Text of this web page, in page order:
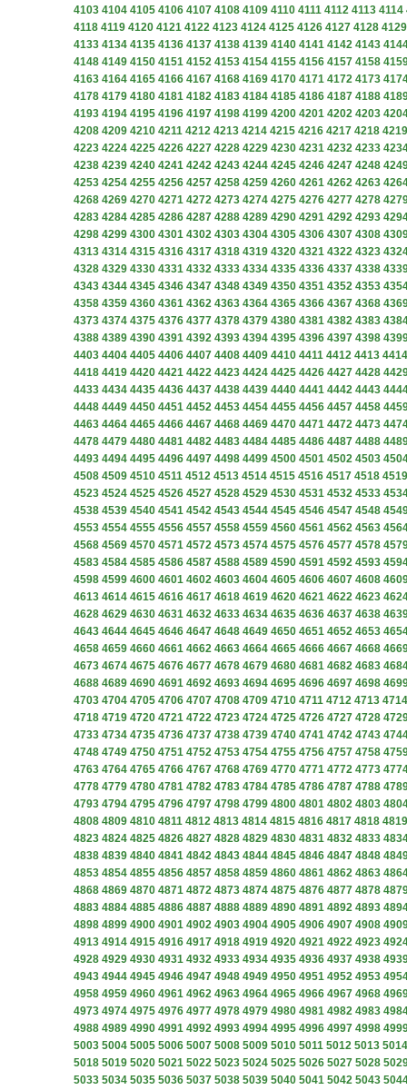
4103 4104 4105 4106 4107 4108 4109 4110 4111 4112 4113 4114
4118 4119 4120 4121 4122 4123 4124 4125 4126 4127 4128 4129
4133 4134 4135 4136 4137 4138 4139 4140 4141 4142 4143
4148 4149 4150 4151 4152 4153 4154 4155 4156 4157 4158
4163 4164 4165 4166 4167 4168 4169 4170 4171 4172 4173
4178 4179 4180 4181 4182 4183 4184 4185 4186 4187 4188
4193 4194 4195 4196 4197 4198 4199 4200 4201 4202 4203
4208 4209 4210 4211 4212 4213 4214 4215 4216 4217 4218 4219
4223 4224 4225 4226 4227 4228 4229 4230 4231 4232 4233
4238 4239 4240 4241 4242 4243 4244 4245 4246 4247 4248
4253 4254 4255 4256 4257 4258 4259 4260 4261 4262 4263
4268 4269 4270 4271 4272 4273 4274 4275 4276 4277 4278
4283 4284 4285 4286 4287 4288 4289 4290 4291 4292 4293
4298 4299 4300 4301 4302 4303 4304 4305 4306 4307 4308
4313 4314 4315 4316 4317 4318 4319 4320 4321 4322 4323
4328 4329 4330 4331 4332 4333 4334 4335 4336 4337 4338
4343 4344 4345 4346 4347 4348 4349 4350 4351 4352 4353
4358 4359 4360 4361 4362 4363 4364 4365 4366 4367 4368
4373 4374 4375 4376 4377 4378 4379 4380 4381 4382 4383
4388 4389 4390 4391 4392 4393 4394 4395 4396 4397 4398
4403 4404 4405 4406 4407 4408 4409 4410 4411 4412 4413 4414
4418 4419 4420 4421 4422 4423 4424 4425 4426 4427 4428
4433 4434 4435 4436 4437 4438 4439 4440 4441 4442 4443
4448 4449 4450 4451 4452 4453 4454 4455 4456 4457 4458
4463 4464 4465 4466 4467 4468 4469 4470 4471 4472 4473
4478 4479 4480 4481 4482 4483 4484 4485 4486 4487 4488
4493 4494 4495 4496 4497 4498 4499 4500 4501 4502 4503
4508 4509 4510 4511 4512 4513 4514 4515 4516 4517 4518 4519
4523 4524 4525 4526 4527 4528 4529 4530 4531 4532 4533
4538 4539 4540 4541 4542 4543 4544 4545 4546 4547 4548
4553 4554 4555 4556 4557 4558 4559 4560 4561 4562 4563
4568 4569 4570 4571 4572 4573 4574 4575 4576 4577 4578
4583 4584 4585 4586 4587 4588 4589 4590 4591 4592 4593
4598 4599 4600 4601 4602 4603 4604 4605 4606 4607 4608
4613 4614 4615 4616 4617 4618 4619 4620 4621 4622 4623
4628 4629 4630 4631 4632 4633 4634 4635 4636 4637 4638
4643 4644 4645 4646 4647 4648 4649 4650 4651 4652 4653
4658 4659 4660 4661 4662 4663 4664 4665 4666 4667 4668
4673 4674 4675 4676 4677 4678 4679 4680 4681 4682 4683
4688 4689 4690 4691 4692 4693 4694 4695 4696 4697 4698
4703 4704 4705 4706 4707 4708 4709 4710 4711 4712 4713 4714
4718 4719 4720 4721 4722 4723 4724 4725 4726 4727 4728
4733 4734 4735 4736 4737 4738 4739 4740 4741 4742 4743
4748 4749 4750 4751 4752 4753 4754 4755 4756 4757 4758
4763 4764 4765 4766 4767 4768 4769 4770 4771 4772 4773
4778 4779 4780 4781 4782 4783 4784 4785 4786 4787 4788
4793 4794 4795 4796 4797 4798 4799 4800 4801 4802 4803
4808 4809 4810 4811 4812 4813 4814 4815 4816 4817 4818 4819
4823 4824 4825 4826 4827 4828 4829 4830 4831 4832 4833
4838 4839 4840 4841 4842 4843 4844 4845 4846 4847 4848
4853 4854 4855 4856 4857 4858 4859 4860 4861 4862 4863
4868 4869 4870 4871 4872 4873 4874 4875 4876 4877 4878
4883 4884 4885 4886 4887 4888 4889 4890 4891 4892 4893
4898 4899 4900 4901 4902 4903 4904 4905 4906 4907 4908
4913 4914 4915 4916 4917 4918 4919 4920 4921 4922 4923
4928 4929 4930 4931 4932 4933 4934 4935 4936 4937 4938
4943 4944 4945 4946 4947 4948 4949 4950 4951 4952 4953
4958 4959 4960 4961 4962 4963 4964 4965 4966 4967 4968
4973 4974 4975 4976 4977 4978 4979 4980 4981 4982 4983
4988 4989 4990 4991 4992 4993 4994 4995 4996 4997 4998
5003 5004 5005 5006 5007 5008 5009 5010 5011 5012 5013 5014
5018 5019 5020 5021 5022 5023 5024 5025 5026 5027 5028
5033 5034 5035 5036 5037 5038 5039 5040 5041 5042 5043